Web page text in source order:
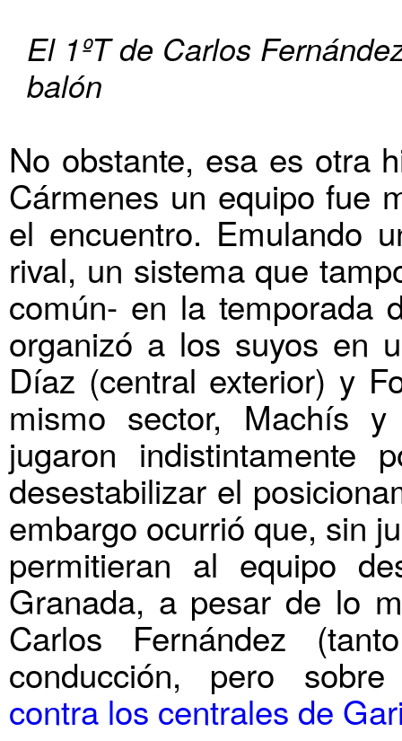
El 1ºT de Carlos
balón
No obstante, esa es otra
Cármenes un equipo fue
el encuentro. Emulando
rival, un sistema que
común- en la temporada
organizó a los suyos en
Díaz (central exterior) y
mismo sector, Machís
jugaron
desestabilizar el
embargo ocurrió que, sin
permitieran al equipo
Granada, a pesar de lo
Carlos Fernández
conducción, pero
contra los centrales de